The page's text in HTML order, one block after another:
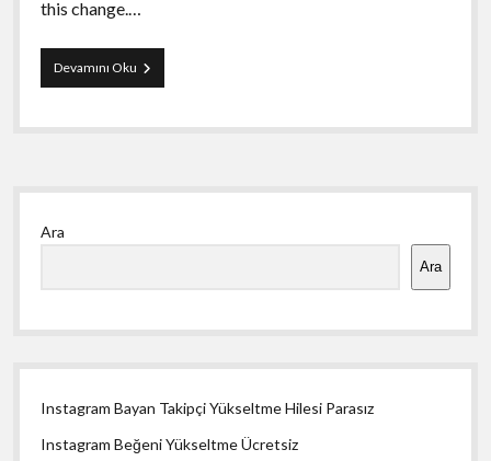
this change.…
Devamını OkuWhy
Automated
Panel
Yan
Menü
Ara
Ara
Instagram Bayan Takipçi Yükseltme Hilesi Parasız
Instagram Beğeni Yükseltme Ücretsiz